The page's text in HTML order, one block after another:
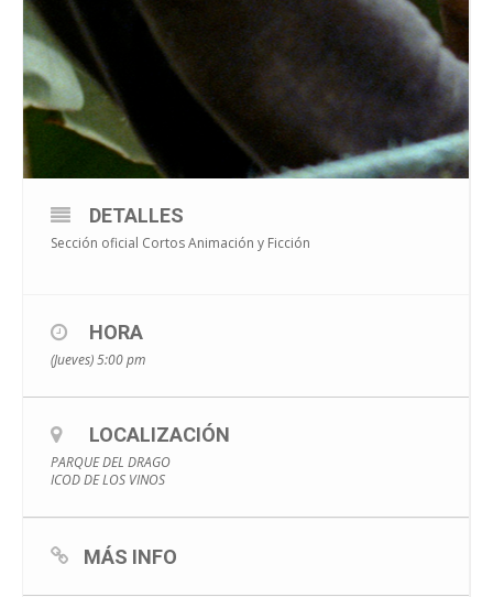
DETALLES
Sección oficial Cortos Animación y Ficción
HORA
(Jueves) 5:00 pm
LOCALIZACIÓN
PARQUE DEL DRAGO
ICOD DE LOS VINOS
MÁS INFO